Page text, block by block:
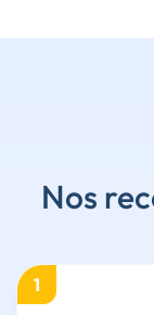
Nos
1